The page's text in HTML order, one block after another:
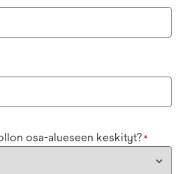
osa-alueseen keskityt? *